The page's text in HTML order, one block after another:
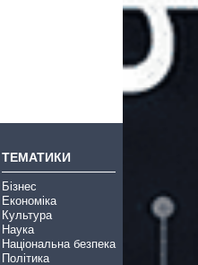
ТЕМАТИКИ
Бізнес
Економіка
Культура
Наука
Національна безпека
Політика